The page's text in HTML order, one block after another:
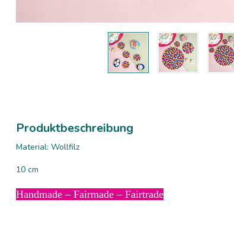
Produktbeschreibung
Material: Wollfilz
10 cm
Handmade – Fairmade – Fairtrade